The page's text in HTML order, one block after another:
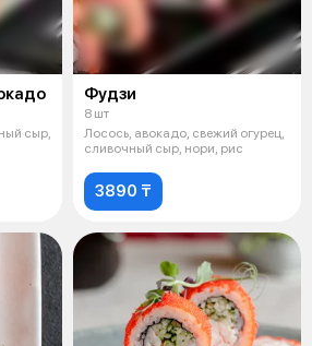
сыр,
Фудзи
8 шт
Лосось, авокадо, свежий огурец,
сливочный сыр, нори, рис
3890 ₸